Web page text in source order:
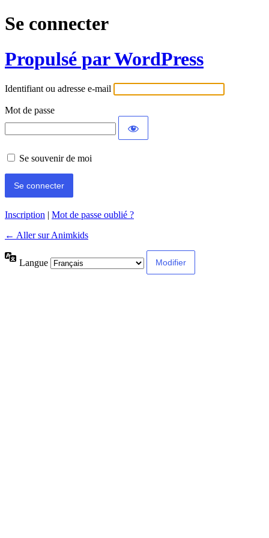
Se connecter
Propulsé par WordPress
Identifiant ou adresse e-mail
Mot de passe
Se souvenir de moi
Inscription | Mot de passe oublié ?
← Aller sur Animkids
Langue